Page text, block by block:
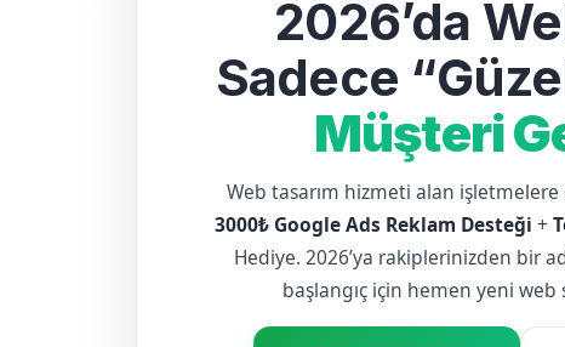
2026’da
Sadece
Müşteri
Web tasarım hizmeti alan
3000₺ Google Ads Reklam Desteği +
Hediye. 2026’ya rakiplerinizden bir
başlangıç için hemen yeni web